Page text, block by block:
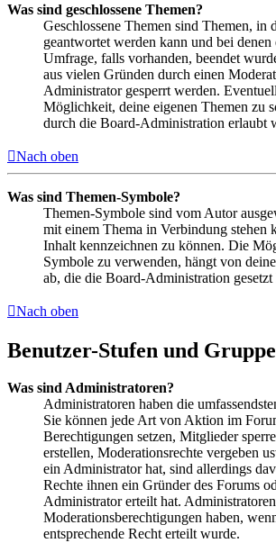
Was sind geschlossene Themen?
Geschlossene Themen sind Themen, in
geantwortet werden kann und bei denen
Umfrage, falls vorhanden, beendet
aus vielen Gründen durch einen
Administrator gesperrt werden.
Möglichkeit, deine eigenen Themen zu
durch die Board-Administration erlaubt
Nach oben
Was sind Themen-Symbole?
Themen-Symbole sind vom Autor
mit einem Thema in Verbindung stehen
Inhalt kennzeichnen zu können. Die
Symbole zu verwenden, hängt von
ab, die die Board-Administration gesetzt
Nach oben
Benutzer-Stufen und
Was sind Administratoren?
Administratoren haben die
Sie können jede Art von Aktion im
Berechtigungen setzen, Mitglieder
erstellen, Moderationsrechte vergeben
ein Administrator hat, sind allerdings
Rechte ihnen ein Gründer des Forums
Administrator erteilt hat.
Moderationsberechtigungen haben,
entsprechende Recht erteilt wurde.